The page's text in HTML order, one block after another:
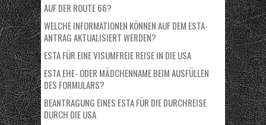
AUF DER ROUTE 66?
WELCHE INFORMATIONEN KÖNNEN AUF DEM ESTA-
ANTRAG AKTUALISIERT WERDEN?
ESTA FÜR EINE VISUMFREIE REISE IN DIE USA
ESTA EHE- ODER MÄDCHENNAME BEIM AUSFÜLLEN
DES FORMULARS?
BEANTRAGUNG EINES ESTA FÜR DIE DURCHREISE
DURCH DIE USA